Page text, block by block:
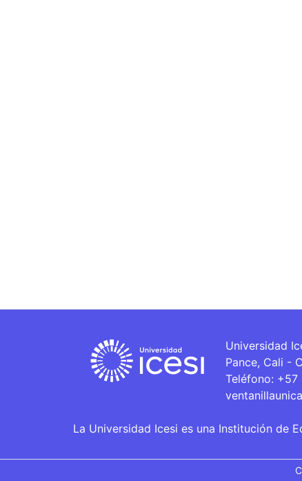
Universidad
Pance, Cali -
Teléfono:
La Universidad Icesi es una Institución de